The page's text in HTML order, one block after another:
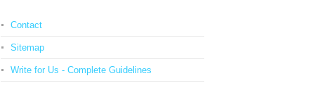
Contact
Sitemap
Write for Us - Complete Guidelines